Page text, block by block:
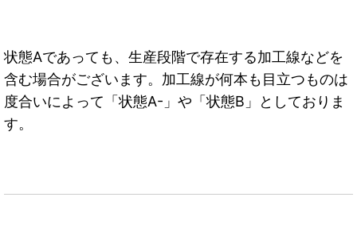
状態Aであっても、生産段階で存在する加工線などを
含む場合がございます。加工線が何本も目立つものは
度合いによって「状態A-」や「状態B」としておりま
す。